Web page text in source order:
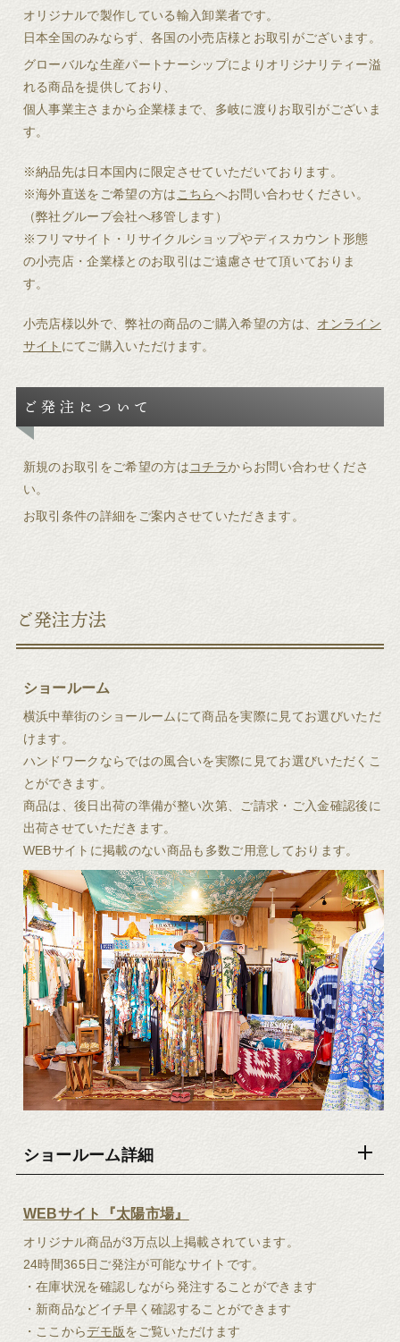
オリジナルで製作している輸入卸業者です。
日本全国のみならず、各国の小売店様とお取引がございます。
グローバルな生産パートナーシップによりオリジナリティー溢
れる商品を提供しており、
個人事業主さまから企業様まで、多岐に渡りお取引がございま
す。
※納品先は日本国内に限定させていただいております。
※海外直送をご希望の方はこちらへお問い合わせください。
（弊社グループ会社へ移管します）
※フリマサイト・リサイクルショップやディスカウント形態
の小売店・企業様とのお取引はご遠慮させて頂いておりま
す。
小売店様以外で、弊社の商品のご購入希望の方は、 オンライン
サイト にてご購入いただけます。
ご発注について
新規のお取引をご希望の方はコチラからお問い合わせくださ
い。
お取引条件の詳細をご案内させていただきます。
ご発注方法
ショールーム
横浜中華街のショールームにて商品を実際に見てお選びいただ
けます。
ハンドワークならではの風合いを実際に見てお選びいただくこ
とができます。
商品は、後日出荷の準備が整い次第、ご請求・ご入金確認後に
出荷させていただきます。
WEBサイトに掲載のない商品も多数ご用意しております。
ショールーム詳細
港横浜ショールーム
常設の卸専用のショールームです。 年3回（1月、4
月、9月）の新作展示会はこちらで開催していま
す。シーズン毎に生まれる、躍動感溢れるアミナコ
レクションの新作をいち早く見ることができるのは
WEBサイト『太陽市場』
オリジナル商品が3万点以上掲載されています。
24時間365日ご発注が可能なサイトです。
・在庫状況を確認しながら発注することができます
・新商品などイチ早く確認することができます
・ここからデモ版をご覧いただけます